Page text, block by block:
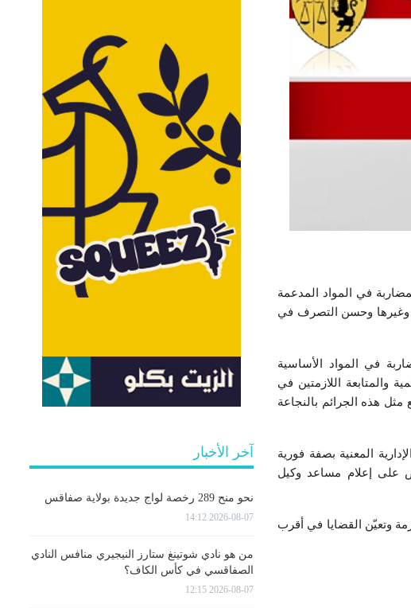
لجرائم الاحتكار والمضاربة في المواد المدعمة
وغيرها وحسن التصرف في
في المواد الأساسية
والمتابعة اللازمتين في
مثل هذه الجرائم بالنجاعة
المعنية بصفة فورية
على إعلام مساعد وكيل
وتعيّن القضايا في أقرب
آخر الأخبار
نحو منح 289 رخصة لواج جديدة بولاية صفاقس
2026-08-07 14:12
من هو نادي شوتينغ ستارز النيجيري منافس النادي
الصفاقسي في كأس الكاف؟
2026-08-07 12:15